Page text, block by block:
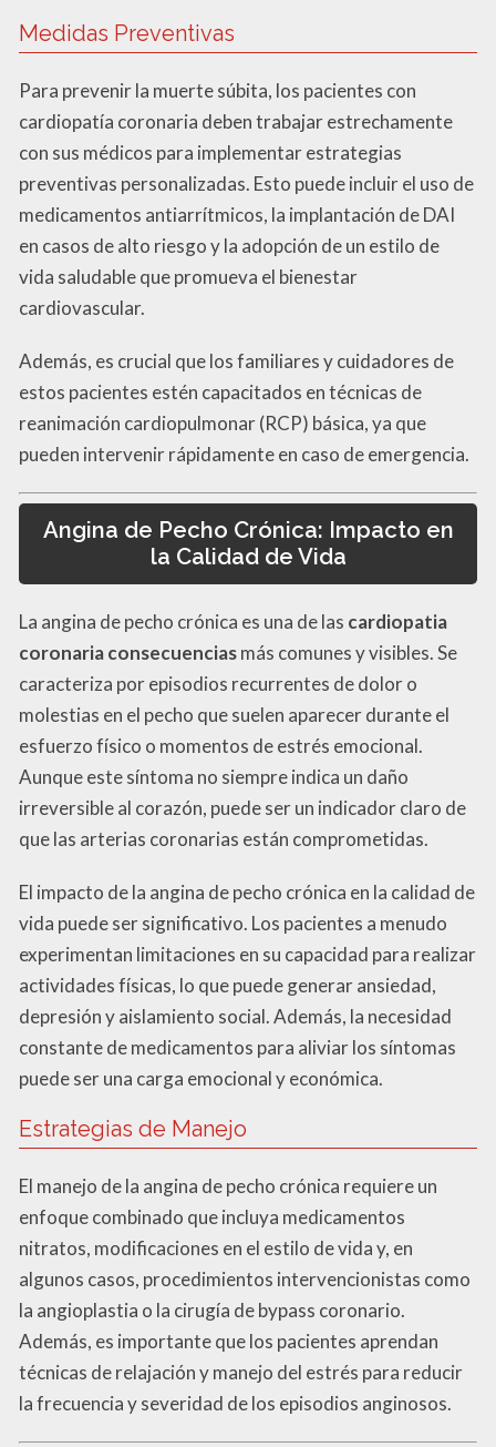
Medidas Preventivas
Para prevenir la muerte súbita, los pacientes con
cardiopatía coronaria deben trabajar estrechamente
con sus médicos para implementar estrategias
preventivas personalizadas. Esto puede incluir el uso de
medicamentos antiarrítmicos, la implantación de DAI
en casos de alto riesgo y la adopción de un estilo de
vida saludable que promueva el bienestar
cardiovascular.
Además, es crucial que los familiares y cuidadores de
estos pacientes estén capacitados en técnicas de
reanimación cardiopulmonar (RCP) básica, ya que
pueden intervenir rápidamente en caso de emergencia.
Angina de Pecho Crónica: Impacto en
la Calidad de Vida
La angina de pecho crónica es una de las cardiopatia
coronaria consecuenciasmás comunes y visibles. Se
caracteriza por episodios recurrentes de dolor o
molestias en el pecho que suelen aparecer durante el
esfuerzo físico o momentos de estrés emocional.
Aunque este síntoma no siempre indica un daño
irreversible al corazón, puede ser un indicador claro de
que las arterias coronarias están comprometidas.
El impacto de la angina de pecho crónica en la calidad de
vida puede ser significativo. Los pacientes a menudo
experimentan limitaciones en su capacidad para realizar
actividades físicas, lo que puede generar ansiedad,
depresión y aislamiento social. Además, la necesidad
constante de medicamentos para aliviar los síntomas
puede ser una carga emocional y económica.
Estrategias de Manejo
El manejo de la angina de pecho crónica requiere un
enfoque combinado que incluya medicamentos
nitratos, modificaciones en el estilo de vida y, en
algunos casos, procedimientos intervencionistas como
la angioplastia o la cirugía de bypass coronario.
Además, es importante que los pacientes aprendan
técnicas de relajación y manejo del estrés para reducir
la frecuencia y severidad de los episodios anginosos.